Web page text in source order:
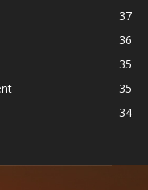
37
36
35
35
34